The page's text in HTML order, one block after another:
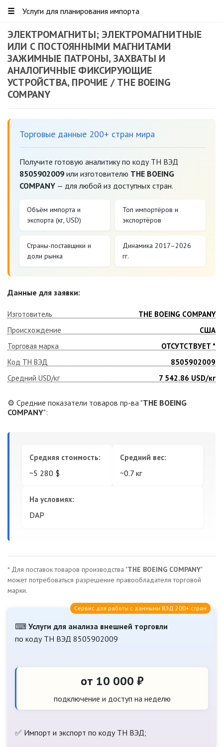
☰ Услуги для планирования импорта
ЭЛЕКТРОМАГНИТЫ; ЭЛЕКТРОМАГНИТНЫЕ
ИЛИ С ПОСТОЯННЫМИ МАГНИТАМИ
ЗАЖИМНЫЕ ПАТРОНЫ, ЗАХВАТЫ И
АНАЛОГИЧНЫЕ ФИКСИРУЮЩИЕ
УСТРОЙСТВА, ПРОЧИЕ / THE BOEING
COMPANY
Торговые данные 200+ стран мира
Получите готовую аналитику по коду ТН ВЭД
8505902009 или изготовителю THE BOEING
COMPANY — для любой из доступных стран.
Объём импорта и
экспорта (кг, USD)
Топ импортёров и
экспортёров
Страны-поставщики и
доли рынка
Динамика 2017–2026
гг.
Данные для заявки:
Изготовитель
THE BOEING COMPANY
Происхождение
США
Торговая марка
ОТСУТСТВУЕТ *
Код ТН ВЭД
8505902009
Средний USD/кг
7 542.86 USD/кг
⚙️ Средние показатели товаров пр-ва "THE BOEING
COMPANY":
Средняя стоимость:
~5 280 $
Средний вес:
~0.7 кг
На условиях:
DAP
* Для поставок товаров производства "THE BOEING COMPANY"
может потребоваться разрешение правообладателя торговой
марки.
⌨ Услуги для анализа внешней торговли
по коду ТН ВЭД 8505902009
Сервис для работы с данными ВЭД 200+ стран
от 10 000 ₽
подключение и доступ на неделю
✅ Импорт и экспорт по коду ТН ВЭД;